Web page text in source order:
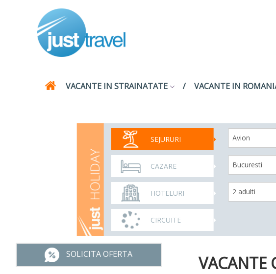
VACANTE IN STRAINATATE VACANTE IN
SEJURURI
CAZARE
HOTELURI
CIRCUITE
SOLICITA OFERTA VACANTE